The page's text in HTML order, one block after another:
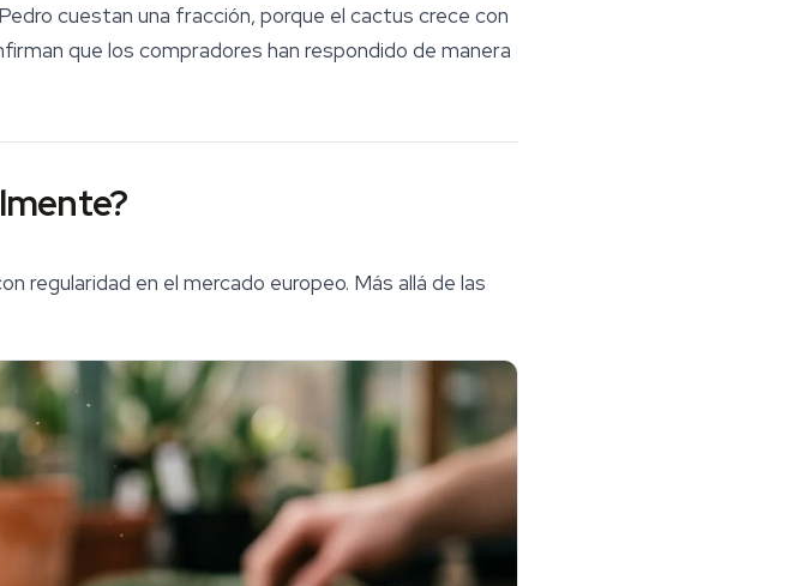
cuestan una fracción, porque el cactus crece con
que los compradores han respondido de manera
regularidad en el mercado europeo. Más allá de las